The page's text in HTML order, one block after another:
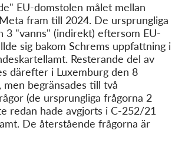
EU-domstolen målet mellan
fram till 2024. De ursprungliga
3 "vanns" (indirekt) eftersom EU-
sig bakom Schrems uppfattning i
Resterande del av
därefter i Luxemburg den 8
begränsades till två
(de ursprungliga frågorna 2
redan hade avgjorts i C-252/21
De återstående frågorna är